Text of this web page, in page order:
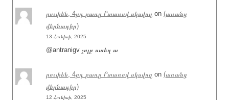
րուփեն, 4րդ բառը Րտառով սկսվող on (առանց
վերնագիր)
13 Հունիսի, 2025
@antranigv չոլը ստեղ ա
րուփեն, 4րդ բառը Րտառով սկսվող on (առանց
վերնագիր)
12 Հունիսի, 2025